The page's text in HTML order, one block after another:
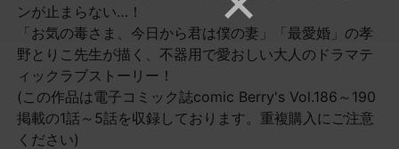
ンが止まらない…！
「お気の毒さま、今日から君は僕の妻」「最愛婚」の孝
野とりこ先生が描く、不器用で愛おしい大人のドラマテ
ィックラブストーリー！
(この作品は電子コミック誌comic Berry's Vol.186～190
掲載の1話～5話を収録しております。重複購入にご注意
ください)